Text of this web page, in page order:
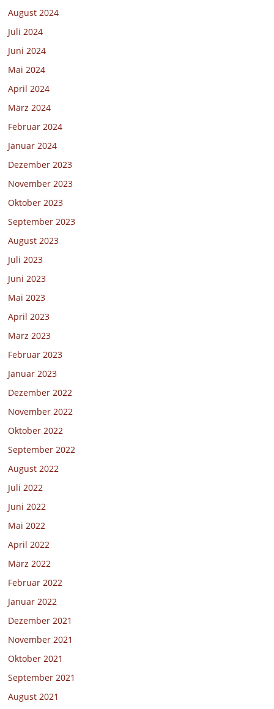
August 2024
Juli 2024
Juni 2024
Mai 2024
April 2024
März 2024
Februar 2024
Januar 2024
Dezember 2023
November 2023
Oktober 2023
September 2023
August 2023
Juli 2023
Juni 2023
Mai 2023
April 2023
März 2023
Februar 2023
Januar 2023
Dezember 2022
November 2022
Oktober 2022
September 2022
August 2022
Juli 2022
Juni 2022
Mai 2022
April 2022
März 2022
Februar 2022
Januar 2022
Dezember 2021
November 2021
Oktober 2021
September 2021
August 2021